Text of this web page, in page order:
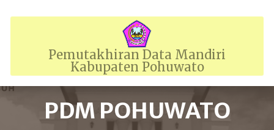
Pemutakhiran Data Mandiri
Kabupaten Pohuwato
PDM POHUWATO